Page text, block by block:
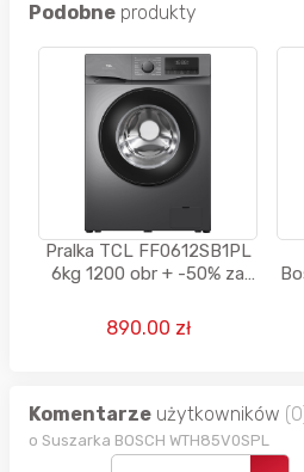
Podobne produkty
Pralka TCL FF0612SB1PL
6kg 1200 obr + -50% za
podłączenie i
890.00 zł
Komentarze użytkowników
o Suszarka BOSCH WTH85V0SPL